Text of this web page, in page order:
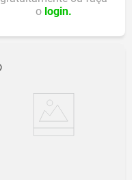
o login.